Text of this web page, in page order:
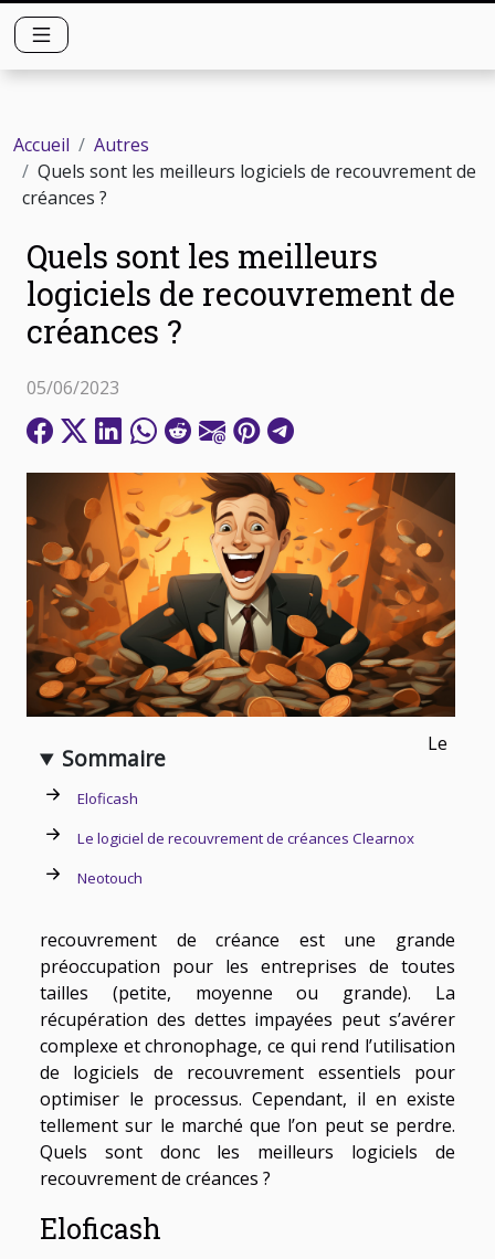
Accueil
Autres
Quels sont les meilleurs logiciels de recouvrement de
créances ?
Quels sont les meilleurs
logiciels de recouvrement de
créances ?
05/06/2023
Sommaire
Eloficash
Le logiciel de recouvrement de créances Clearnox
Neotouch
Le
recouvrement de créance est une grande
préoccupation pour les entreprises de toutes
tailles (petite, moyenne ou grande). La
récupération des dettes impayées peut s’avérer
complexe et chronophage, ce qui rend l’utilisation
de logiciels de recouvrement essentiels pour
optimiser le processus. Cependant, il en existe
tellement sur le marché que l’on peut se perdre.
Quels sont donc les meilleurs logiciels de
recouvrement de créances ?
Eloficash